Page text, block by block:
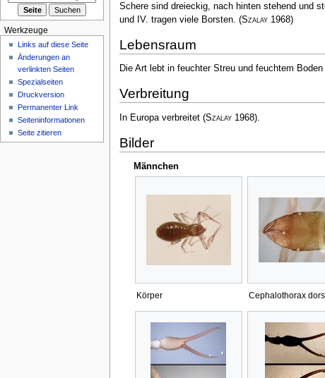
Schere sind dreieckig, nach hinten stehend und
und IV. tragen viele Borsten. (Szalay1968)
Lebensraum
Die Art lebt in feuchter Streu und feuchtem
Verbreitung
In Europa verbreitet (Szalay1968).
Bilder
Männchen
Körper Cephalothorax
Werkzeuge
Links auf diese Seite
Änderungen an
verlinkten Seiten
Spezialseiten
Druckversion
Permanenter Link
Seiten­­informationen
Seite zitieren